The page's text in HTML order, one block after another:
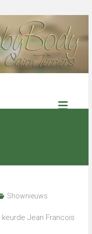
Shownieuws
keurde Jean Francois